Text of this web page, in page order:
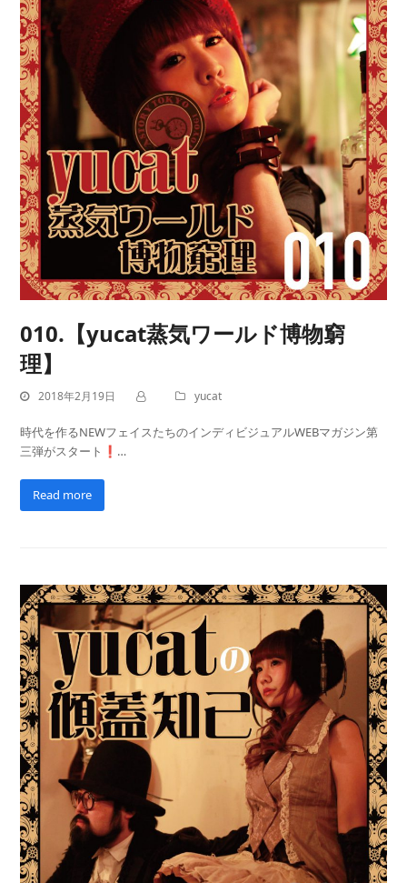
010.【yucat蒸気ワールド博物窮
理】
2018年2月19日 yucat
時代を作るNEWフェイスたちのインディビジュアルWEBマガジン第
三弾がスタート❗…
Read more